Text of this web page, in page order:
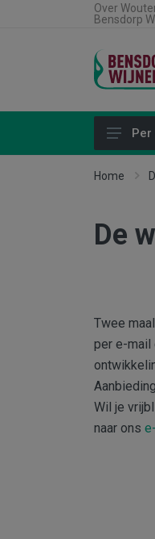
Over
Bensdorp
Alle
Soort
Home
De
Twee
per e-mail
Wil je
naar ons